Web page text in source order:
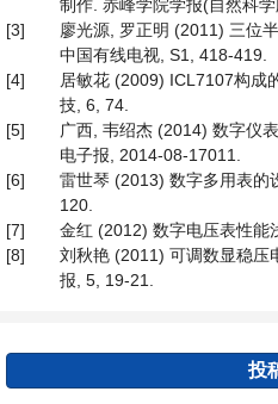
制作. 赤峰学院学报(自然科学
[3]
廖光源, 罗正明 (2011) 三位
中国有线电视, S1, 418-419.
[4]
居敏花 (2009) ICL7107构成
技, 6, 74.
[5]
广西, 韦绍杰 (2014) 数字仪
电子报, 2014-08-17011.
[6]
雷世琴 (2013) 数字多用表的
120.
[7]
金红 (2012) 数字电压表性能
[8]
刘秋艳 (2011) 可调数显稳压
报, 5, 19-21.
投